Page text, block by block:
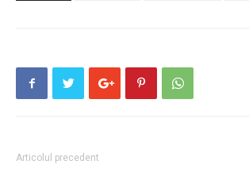
Articolul precedent